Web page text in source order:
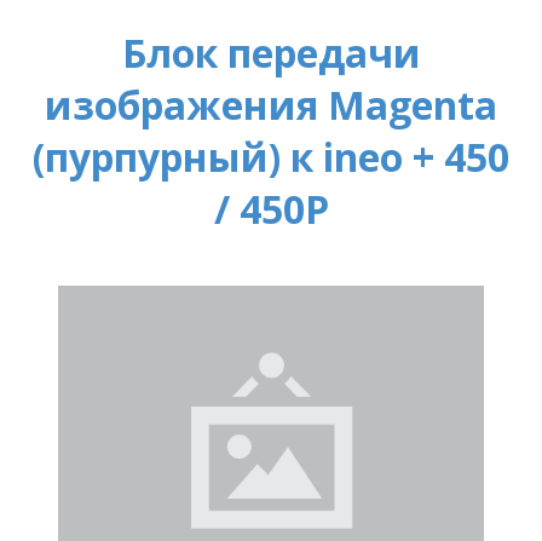
Блок передачи
изображения Magenta
(пурпурный) к ineo + 450
/ 450P